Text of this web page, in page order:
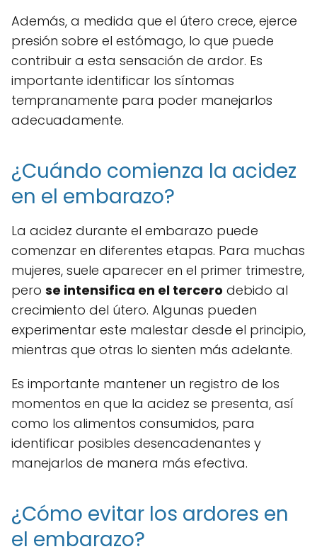
Además, a medida que el útero crece, ejerce
presión sobre el estómago, lo que puede
contribuir a esta sensación de ardor. Es
importante identificar los síntomas
tempranamente para poder manejarlos
adecuadamente.
¿Cuándo comienza la acidez
en el embarazo?
La acidez durante el embarazo puede
comenzar en diferentes etapas. Para muchas
mujeres, suele aparecer en el primer trimestre,
pero se intensifica en el tercero debido al
crecimiento del útero. Algunas pueden
experimentar este malestar desde el principio,
mientras que otras lo sienten más adelante.
Es importante mantener un registro de los
momentos en que la acidez se presenta, así
como los alimentos consumidos, para
identificar posibles desencadenantes y
manejarlos de manera más efectiva.
¿Cómo evitar los ardores en
el embarazo?